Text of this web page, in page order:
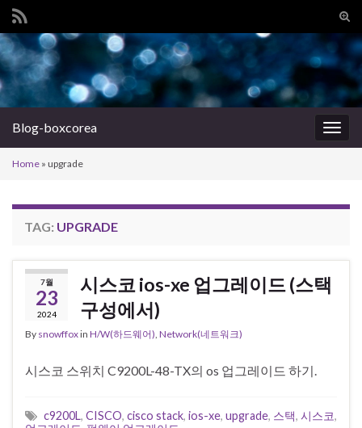
Search for:
Blog-boxcorea
Home » upgrade
TAG: UPGRADE
7월
23
2024
시스코 ios-xe 업그레이드 (스택
구성에서)
By snowffoxin H/W(하드웨어), Network(네트워크)
시스코 스위치 C9200L-48-TX의 os 업그레이드 하기.
c9200L, CISCO, cisco stack, ios-xe, upgrade, 스택, 시스코,